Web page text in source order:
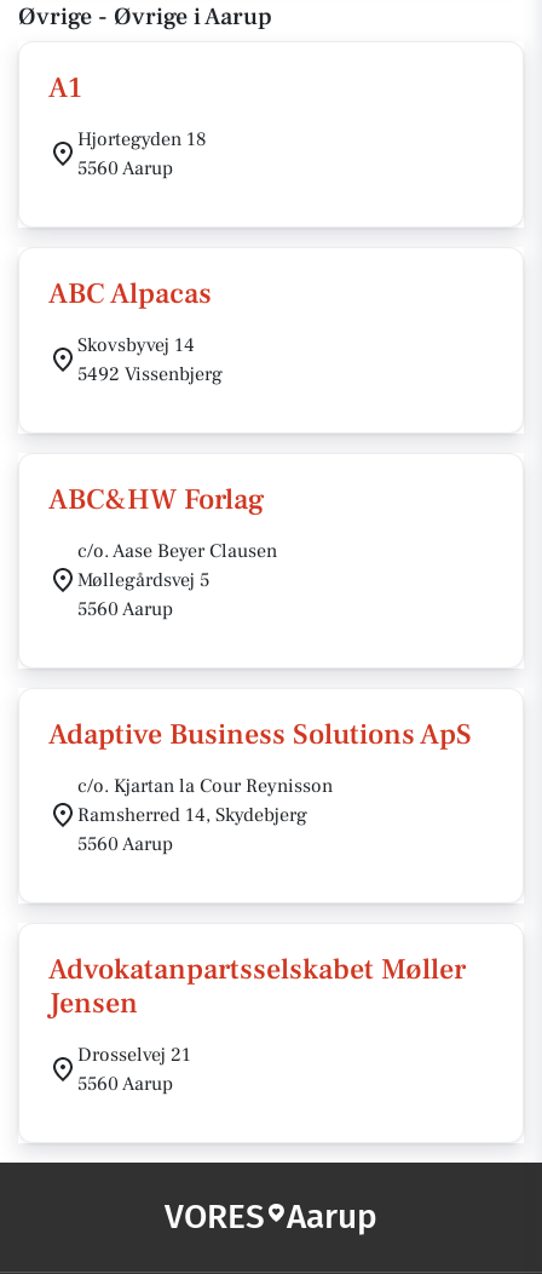
Øvrige - Øvrige i Aarup
A1
Hjortegyden 18
5560 Aarup
ABC Alpacas
Skovsbyvej 14
5492 Vissenbjerg
ABC&HW Forlag
c/o. Aase Beyer Clausen
Møllegårdsvej 5
5560 Aarup
Adaptive Business Solutions ApS
c/o. Kjartan la Cour Reynisson
Ramsherred 14, Skydebjerg
5560 Aarup
Advokatanpartsselskabet Møller
Jensen
Drosselvej 21
5560 Aarup
VORES Aarup